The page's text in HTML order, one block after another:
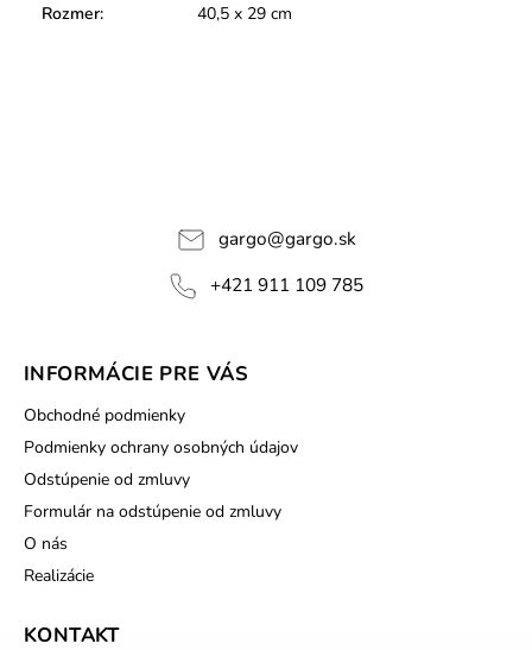
Rozmer: 40,5 x 29 cm
gargo@gargo.sk
+421 911 109 785
INFORMÁCIE PRE VÁS
Obchodné podmienky
Podmienky ochrany osobných údajov
Odstúpenie od zmluvy
Formulár na odstúpenie od zmluvy
O nás
Realizácie
KONTAKT